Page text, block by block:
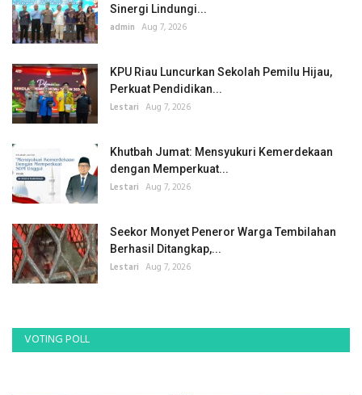
Sinergi Lindungi...
admin Aug 7, 2026
KPU Riau Luncurkan Sekolah Pemilu Hijau,
Perkuat Pendidikan...
Lestari Aug 7, 2026
Khutbah Jumat: Mensyukuri Kemerdekaan
dengan Memperkuat...
Lestari Aug 7, 2026
Seekor Monyet Peneror Warga Tembilahan
Berhasil Ditangkap,...
Lestari Aug 7, 2026
VOTING POLL